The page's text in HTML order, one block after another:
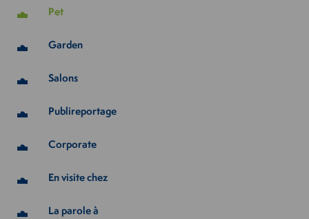
Pet
Garden
Salons
Publireportage
Corporate
En visite chez
La parole à